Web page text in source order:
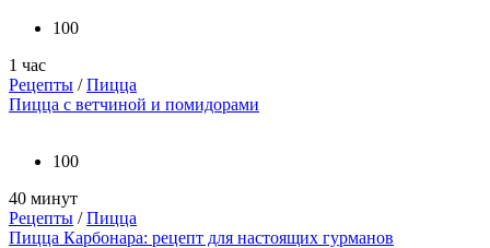
100
1 час
Рецепты /Пицца
Пицца с ветчиной и помидорами
100
40 минут
Рецепты /Пицца
Пицца Карбонара: рецепт для настоящих гурманов